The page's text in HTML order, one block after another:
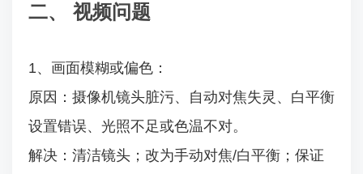
二、 视频问题
1、画面模糊或偏色：
原因：摄像机镜头脏污、自动对焦失灵、白平衡
设置错误、光照不足或色温不对。
解决：清洁镜头；改为手动对焦/白平衡；保证